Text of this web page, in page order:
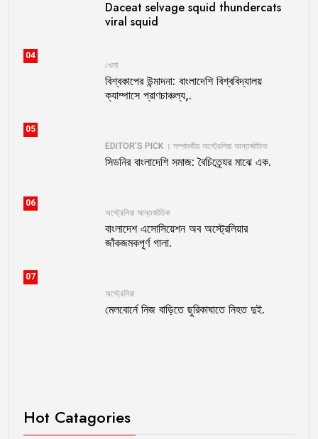
Daceat selvage squid thundercats
viral squid
04
খেলা
বিশ্বকাপের উন্মাদনা: বাংলাদেশি বিশ্ববিদ্যালয়
ক্যাম্পাসে প্রাণচাঞ্চল্য,.
05
EDITOR'S PICK । সম্পাদকীয় অস্ট্রেলিয়া আন্তর্জাতিক
সিডনির বাংলাদেশি সমাজ: বৈচিত্র্যের মাঝে এক.
06
অস্ট্রেলিয়া আন্তর্জাতিক
বাংলাদেশ এসোসিয়েশন অব অস্ট্রেলিয়ার
জাঁকজমকপূর্ণ গালা.
07
অস্ট্রেলিয়া
মেলবোর্নে নিজ বাড়িতে ছুরিকাঘাতে নিহত দুই.
Hot Catagories